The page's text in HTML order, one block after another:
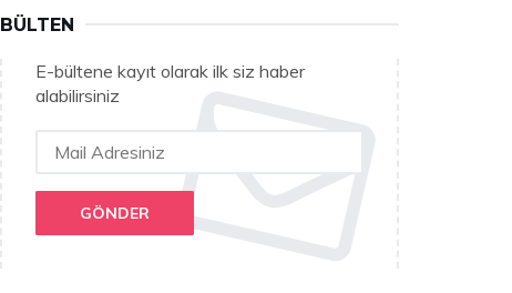
BÜLTEN
E-bültene kayıt olarak ilk siz haber
alabilirsiniz
GÖNDER